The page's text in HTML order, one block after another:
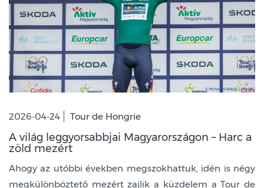
2026-04-24 Tour de Hongrie
A világ leggyorsabbjai Magyarországon – Harc a
zöld mezért
Ahogy az utóbbi években megszokhattuk, idén is négy
megkülönböztető mezért zajlik a küzdelem a Tour de